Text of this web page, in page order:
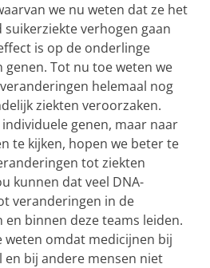
we nu weten dat ze het
verhogen gaan
is op de onderlinge
Tot nu toe weten we
helemaal nog
ziekten veroorzaken.
genen, maar naar
te kijken, hopen we beter te
tot ziekten
kunnen dat veel DNA-
veranderingen in de
binnen deze teams leiden.
weten omdat medicijnen bij
en bij andere mensen niet